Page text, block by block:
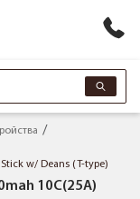
w/ Deans (T-type)
10C(25A)